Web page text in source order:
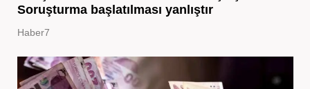
Soruşturma başlatılması yanlıştır
Haber7